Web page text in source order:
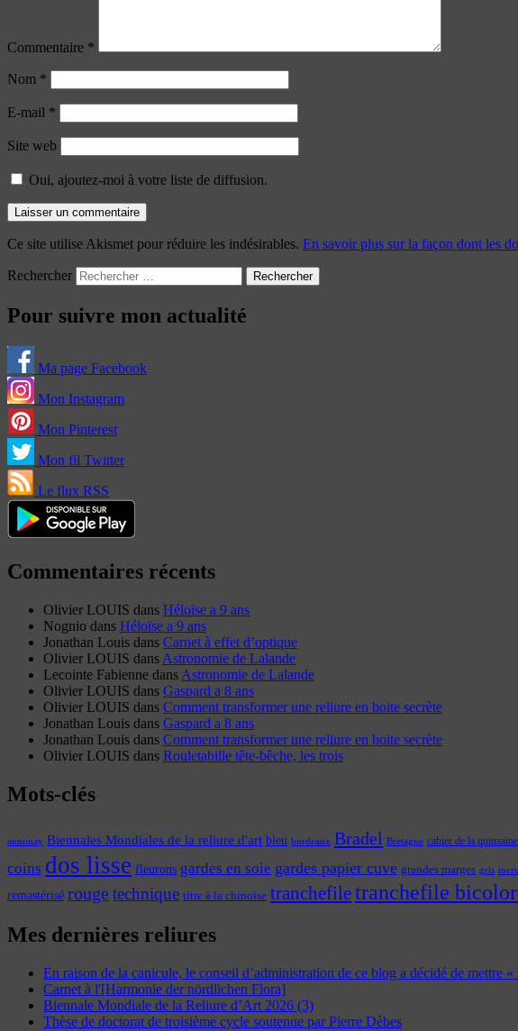
Commentaire *
Nom *
E-mail *
Site web
Oui, ajoutez-moi à votre liste de diffusion.
Ce site utilise Akismet pour réduire les indésirables. En savoir plus sur la façon dont les
Rechercher
Pour suivre mon actualité
Ma page Facebook
Mon Instagram
Mon Pinterest
Mon fil Twitter
Le flux RSS
Commentaires récents
Olivier LOUIS dans Héloïse a 9 ans
Nognio dans Héloïse a 9 ans
Jonathan Louis dans Carnet à effet d’optique
Olivier LOUIS dans Astronomie de Lalande
Lecointe Fabienne dans Astronomie de Lalande
Olivier LOUIS dans Gaspard a 8 ans
Olivier LOUIS dans Comment transformer une reliure en boite secrète
Jonathan Louis dans Gaspard a 8 ans
Jonathan Louis dans Comment transformer une reliure en boite secrète
Olivier LOUIS dans Rouletabille tête-bêche, les trois
Mots-clés
annonay Biennales Mondiales de la reliure d'art bleu bordeaux Bradel Bretagne cahier de la quinzaine
coins dos lisse fleurons gardes en soie gardes papier cuve grandes marges gris
remastérisé rougetechnique titre à la chinoise tranchefiletranchefile
Mes dernières reliures
En raison de la canicule, le conseil d’administration de ce blog a décidé de mettre
Carnet à l'[Harmonie der nördlichen Flora]
Biennale Mondiale de la Reliure d’Art 2026 (3)
Thèse de doctorat de troisième cycle soutenue par Pierre Dèbes